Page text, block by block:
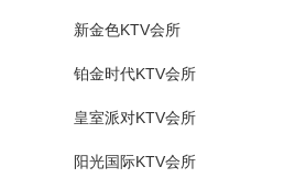
新金色KTV会所
铂金时代KTV会所
皇室派对KTV会所
阳光国际KTV会所